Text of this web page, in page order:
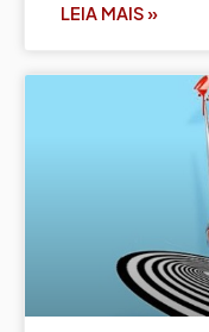
LEIA MAIS »